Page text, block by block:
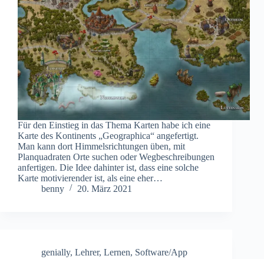
Für den Einstieg in das Thema Karten habe ich eine
Karte des Kontinents „Geographica“ angefertigt.
Man kann dort Himmelsrichtungen üben, mit
Planquadraten Orte suchen oder Wegbeschreibungen
anfertigen. Die Idee dahinter ist, dass eine solche
Karte motivierender ist, als eine eher…
benny
20. März 2021
genially, Lehrer, Lernen, Software/App